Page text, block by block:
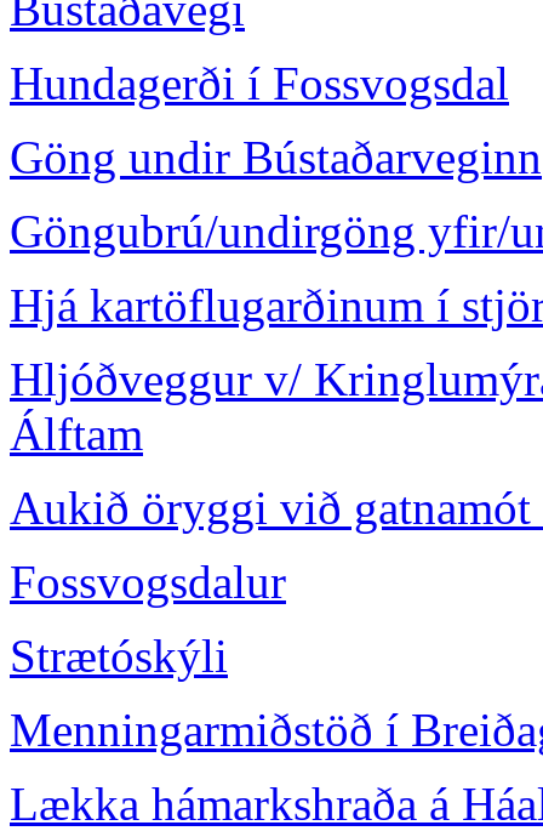
Hundagerði í Fossvogsdal
Göng undir Bústaðarveginn
Göngubrú/undirgöng yfir/
Hjá kartöflugarðinum í
Hljóðveggur v/
Álftam
Aukið öryggi við gatnamót
Fossvogsdalur
Strætóskýli
Menningarmiðstöð í
Lækka hámarkshraða á